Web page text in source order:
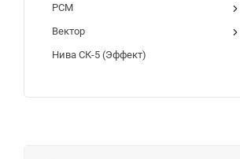
РСМ
Вектор
Нива СК-5 (Эффект)